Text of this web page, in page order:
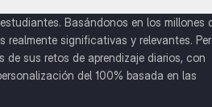
Basándonos en los millones
realmente significativas y relevantes.
sus retos de aprendizaje diarios, con
del 100% basada en las